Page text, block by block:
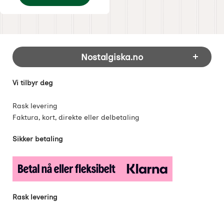
S-kroker svart
Footer-innhold Blandet informasjon og
Nostalgiska.no
Vi tilbyr deg
Rask levering
Faktura, kort, direkte eller delbetaling
Sikker betaling
Rask levering